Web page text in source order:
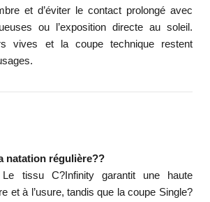
et d’éviter le contact prolongé avec
ou l’exposition directe au soleil.
vives et la coupe technique restent
natation régulière??
tissu C?Infinity garantit une haute
et à l’usure, tandis que la coupe Single?